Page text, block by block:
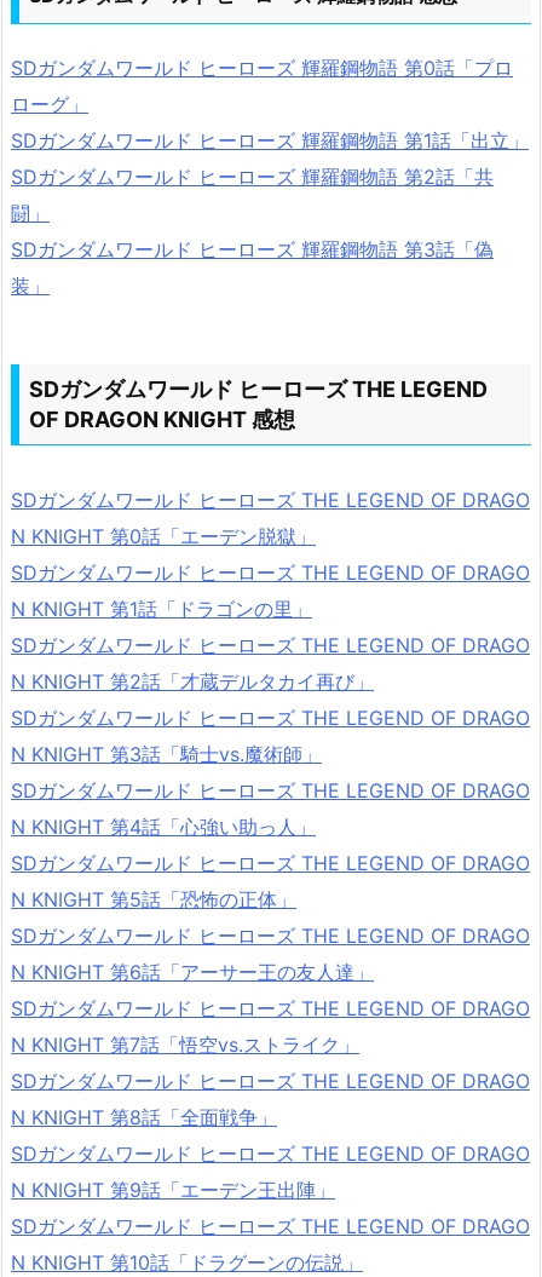
SDガンダムワールド ヒーローズ 輝羅鋼物語 第0話「プロ
ローグ」
SDガンダムワールド ヒーローズ 輝羅鋼物語 第1話「出立」
SDガンダムワールド ヒーローズ 輝羅鋼物語 第2話「共
闘」
SDガンダムワールド ヒーローズ 輝羅鋼物語 第3話「偽
装」
SDガンダムワールド ヒーローズ THE LEGEND
OF DRAGON KNIGHT 感想
SDガンダムワールド ヒーローズ THE LEGEND OF DRAGO
N KNIGHT 第0話「エーデン脱獄」
SDガンダムワールド ヒーローズ THE LEGEND OF DRAGO
N KNIGHT 第1話「ドラゴンの里」
SDガンダムワールド ヒーローズ THE LEGEND OF DRAGO
N KNIGHT 第2話「才蔵デルタカイ再び」
SDガンダムワールド ヒーローズ THE LEGEND OF DRAGO
N KNIGHT 第3話「騎士vs.魔術師」
SDガンダムワールド ヒーローズ THE LEGEND OF DRAGO
N KNIGHT 第4話「心強い助っ人」
SDガンダムワールド ヒーローズ THE LEGEND OF DRAGO
N KNIGHT 第5話「恐怖の正体」
SDガンダムワールド ヒーローズ THE LEGEND OF DRAGO
N KNIGHT 第6話「アーサー王の友人達」
SDガンダムワールド ヒーローズ THE LEGEND OF DRAGO
N KNIGHT 第7話「悟空vs.ストライク」
SDガンダムワールド ヒーローズ THE LEGEND OF DRAGO
N KNIGHT 第8話「全面戦争」
SDガンダムワールド ヒーローズ THE LEGEND OF DRAGO
N KNIGHT 第9話「エーデン王出陣」
SDガンダムワールド ヒーローズ THE LEGEND OF DRAGO
N KNIGHT 第10話「ドラグーンの伝説」